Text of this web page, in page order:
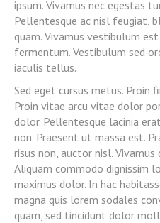
ipsum. Vivamus nec egestas
Pellentesque ac nisl feugiat,
quam. Vivamus vestibulum
fermentum. Vestibulum sed
iaculis tellus.
Sed eget cursus metus. Proin
Proin vitae arcu vitae dolor
dolor. Pellentesque lacinia
non. Praesent ut massa est.
risus non, auctor nisl.
Aliquam commodo dignissim
maximus dolor. In hac
magna quis lorem sodales
quam, sed tincidunt dolor